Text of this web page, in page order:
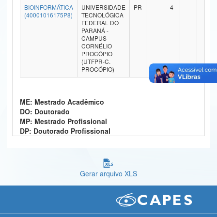
Ministério da Ciência, Tecnologia, Inovações e Comunicações
Ministério do Desenvolvimento Regional
Ministério da Mulher, da Família e dos Direitos Humanos
Secretaria-Geral
Advocacia-Geral da União
BIOINFORMÁTICA
(40001016175P8)
UNIVERSIDADE
TECNOLÓGICA
FEDERAL DO
PARANÁ -
CAMPUS
CORNÉLIO
PROCÓPIO
(UTFPR-C.
PROCÓPIO)
PR - 4 -
ME: Mestrado Acadêmico
DO: Doutorado
MP: Mestrado Profissional
DP: Doutorado Profissional
Gerar arquivo XLS